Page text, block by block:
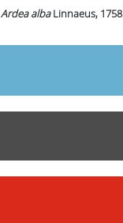
Ardea albaLinnaeus, 1758